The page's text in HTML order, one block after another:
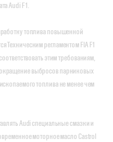
Audi F1.
топлива повышенной
Техническим регламентом FIA F1
этим требованиям,
выбросов парниковых
топлива не менее чем
Audi специальные смазки и
моторное масло Castrol